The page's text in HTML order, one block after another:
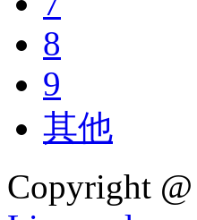
8
9
其他
Copyright @